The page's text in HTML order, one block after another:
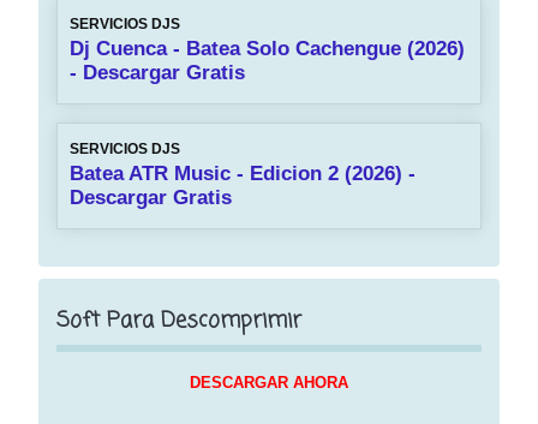
SERVICIOS DJS
Dj Cuenca - Batea Solo Cachengue (2026)
- Descargar Gratis
SERVICIOS DJS
Batea ATR Music - Edicion 2 (2026) -
Descargar Gratis
Soft Para Descomprimir
DESCARGAR AHORA